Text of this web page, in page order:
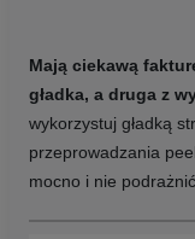
Mają ciekawą
gładka, a druga z
wykorzystuj gładką
przeprowadzania
mocno i nie